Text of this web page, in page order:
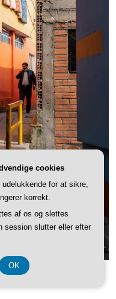
cookies
for at sikre,
korrekt.
af os og slettes
session slutter eller efter
OK